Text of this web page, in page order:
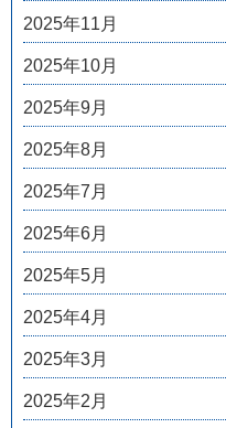
2025年11月
2025年10月
2025年9月
2025年8月
2025年7月
2025年6月
2025年5月
2025年4月
2025年3月
2025年2月